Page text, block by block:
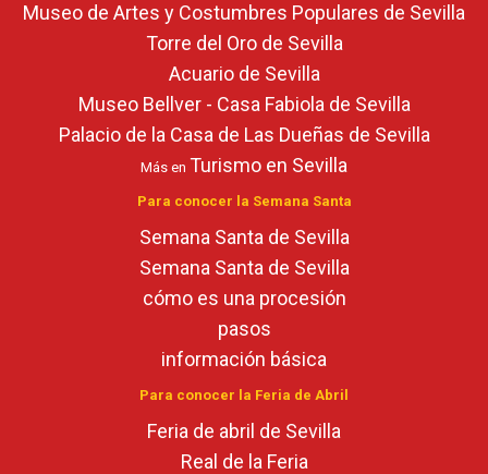
Museo de Artes y Costumbres Populares de Sevilla
Torre del Oro de Sevilla
Acuario de Sevilla
Museo Bellver - Casa Fabiola de Sevilla
Palacio de la Casa de Las Dueñas de Sevilla
Más en Turismo en Sevilla
Para conocer la Semana Santa
Semana Santa de Sevilla
Semana Santa de Sevilla
cómo es una procesión
pasos
información básica
Para conocer la Feria de Abril
Feria de abril de Sevilla
Real de la Feria